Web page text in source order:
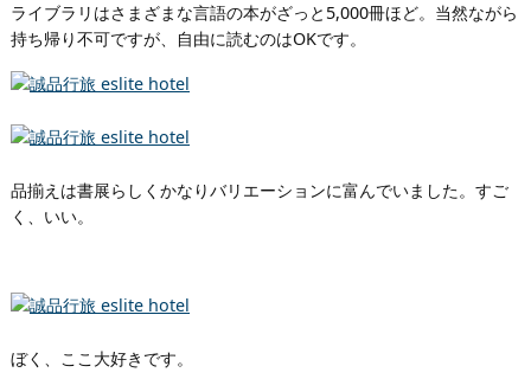
ライブラリはさまざまな言語の本がざっと5,000冊ほど。当然ながら
持ち帰り不可ですが、自由に読むのはOKです。
品揃えは書展らしくかなりバリエーションに富んでいました。すご
く、いい。
ぼく、ここ大好きです。